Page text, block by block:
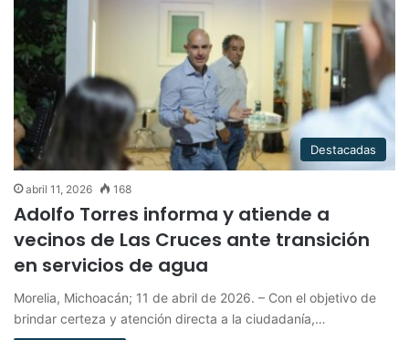
Destacadas
abril 11, 2026 168
Adolfo Torres informa y atiende a
vecinos de Las Cruces ante transición
en servicios de agua
Morelia, Michoacán; 11 de abril de 2026. – Con el objetivo de
brindar certeza y atención directa a la ciudadanía,…